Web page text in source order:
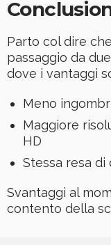
Parto col dire
passaggio da
dove i vantaggi
Meno
Maggiore
HD
Stessa resa
Svantaggi al
contento della